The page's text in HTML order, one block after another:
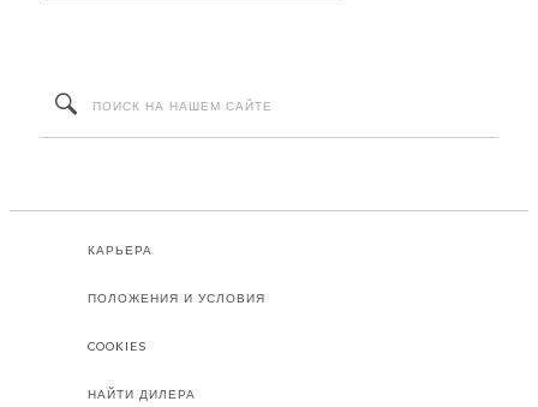
КАРЬЕРА
ПОЛОЖЕНИЯ И УСЛОВИЯ
COOKIES
НАЙТИ ДИЛЕРА